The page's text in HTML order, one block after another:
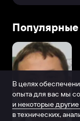
занялась
масштабными
В
2004
году
на
экраны
вышла
экранизация
В целях
опыта для вас мы
и некоторые
в технических,